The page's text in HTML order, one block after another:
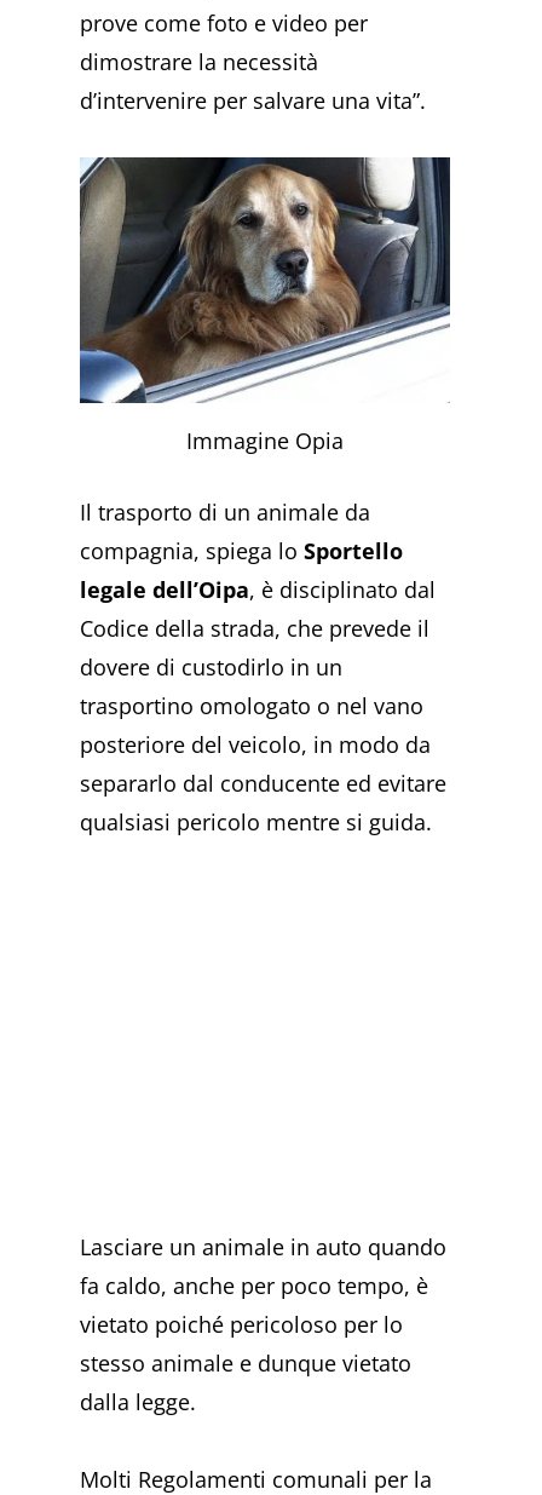
prove come foto e video per
dimostrare la necessità
d’intervenire per salvare una vita”.
Immagine Opia
Il trasporto di un animale da
compagnia, spiega loSportello
legale dell’Oipa, è disciplinato dal
Codice della strada, che prevede il
dovere di custodirlo in un
trasportino omologato o nel vano
posteriore del veicolo, in modo da
separarlo dal conducente ed evitare
qualsiasi pericolo mentre si guida.
Lasciare un animale in auto quando
fa caldo, anche per poco tempo, è
vietato poiché pericoloso per lo
stesso animale e dunque vietato
dalla legge.
Molti Regolamenti comunali per la